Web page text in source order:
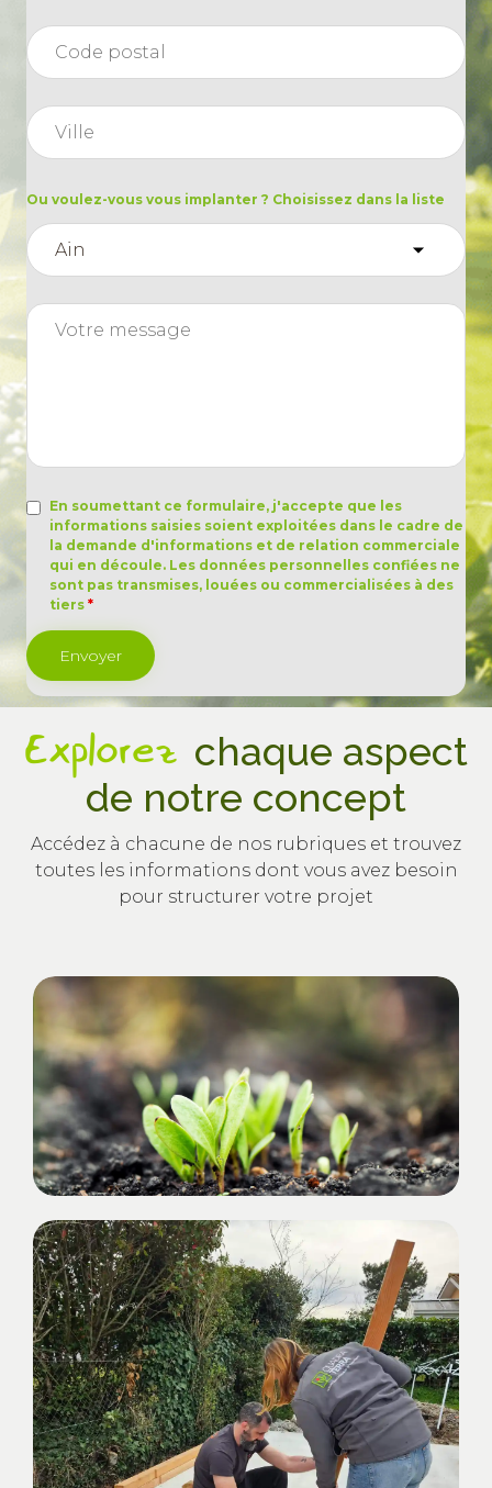
22 Le bon produit 00:25
Ou voulez-vous vous implanter ? Choisissez dans la liste
En soumettant ce formulaire, j'accepte que les
informations saisies soient exploitées dans le cadre de
la demande d'informations et de relation commerciale
qui en découle. Les données personnelles confiées ne
sont pas transmises, louées ou commercialisées à des
tiers *
Explorez chaque aspect
de notre concept
Accédez à chacune de nos rubriques et trouvez
toutes les informations dont vous avez besoin
pour structurer votre projet